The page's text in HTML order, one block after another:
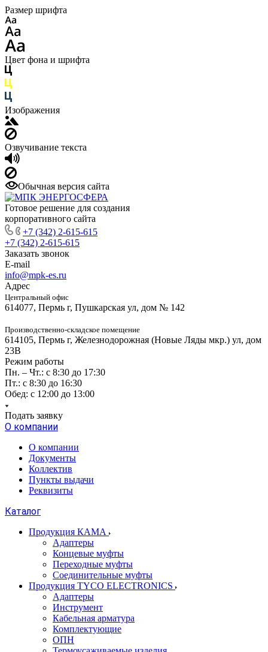
Размер шрифта
Цвет фона и шрифта
Изображения
Озвучивание текста
Обычная версия сайта
Готовое решение для создания
корпоративного сайта
+7 (342) 2-615-615
+7 (342) 2-615-615
Заказать звонок
E-mail
info@mpk-es.ru
Адрес
Центральный офис
614077, Пермь г, Пушкарская ул, дом № 142
Производственно-складское помещение
614105, Пермь г, Железнодорожная (Новые Ляды мкр.) ул, дом
23В
Режим работы
Пн. – Чт.: с 8:30 до 17:30
Пт.: с 8:30 до 16:30
Обед: с 12:00 до 13:00
Подать заявку
О компании
О компании
Документы
Коллектив
Пункты выдачи
Реквизиты
Каталог
Продукция КАМА
Адаптеры
Концевые муфты
Переходные муфты
Соединительные муфты
Продукция TYCO ELECTRONICS
Адаптеры
Инструмент
Кабельная арматура
Комплектующие
ОПН